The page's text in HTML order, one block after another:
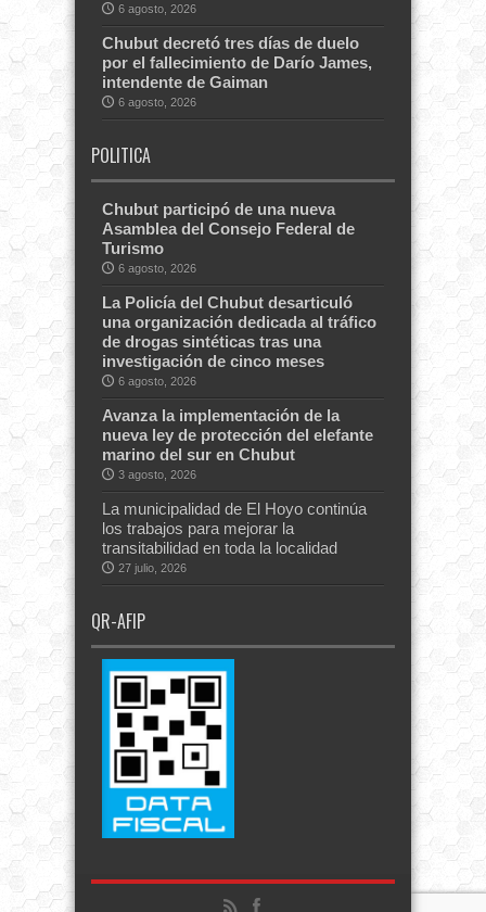
6 agosto, 2026
Chubut decretó tres días de duelo
por el fallecimiento de Darío James,
intendente de Gaiman
6 agosto, 2026
POLITICA
Chubut participó de una nueva
Asamblea del Consejo Federal de
Turismo
6 agosto, 2026
La Policía del Chubut desarticuló
una organización dedicada al tráfico
de drogas sintéticas tras una
investigación de cinco meses
6 agosto, 2026
Avanza la implementación de la
nueva ley de protección del elefante
marino del sur en Chubut
3 agosto, 2026
La municipalidad de El Hoyo continúa
los trabajos para mejorar la
transitabilidad en toda la localidad
27 julio, 2026
QR-AFIP